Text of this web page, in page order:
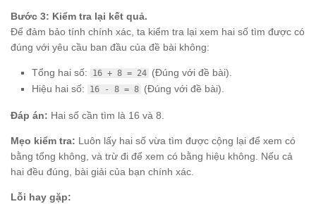
Bước 3: Kiểm tra lại kết quả.
Để đảm bảo tính chính xác, ta kiểm tra lại xem hai số tìm được có
đúng với yêu cầu ban đầu của đề bài không:
Tổng hai số: 16 + 8 = 24 (Đúng với đề bài).
Hiệu hai số:
16 - 8 = 8 (Đúng với đề bài).
Đáp án: Hai số cần tìm là 16 và 8.
Mẹo kiểm tra: Luôn lấy hai số vừa tìm được cộng lại để xem có
bằng tổng không, và trừ đi để xem có bằng hiệu không. Nếu cả
hai đều đúng, bài giải của bạn chính xác.
Lỗi hay gặp: